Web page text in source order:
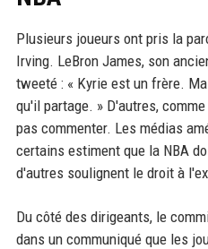
Plusieurs joueurs ont pris la
Irving. LeBron James, son
tweeté : « Kyrie est un frère.
qu'il partage. » D'autres,
pas commenter. Les médias
certains estiment que la NBA
d'autres soulignent le droit à
Du côté des dirigeants, le
dans un communiqué que les